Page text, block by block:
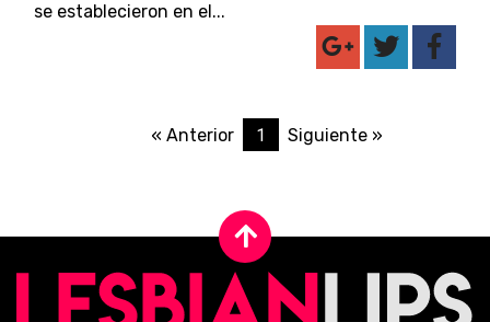
se establecieron en el...
« Anterior 1 Siguiente »